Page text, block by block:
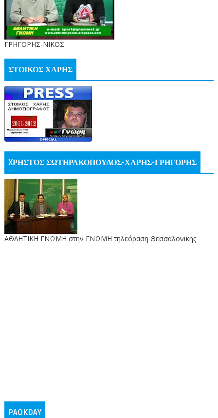
ΓΡΗΓΟΡΗΣ-ΝΙΚΟΣ
ΣΤΟΙΚΟΣ ΧΑΡΗΣ
XΡΗΣΤΟΣ ΣΩΤΗΡΑΚΟΠΟΥΛΟΣ-ΧΑΡΗΣ-ΓΡΗΓΟΡΗΣ
ΑΘΛΗΤΙΚΗ ΓΝΩΜΗ στην ΓΝΩΜΗ τηλεόραση Θεσσαλονικης
PAOKDAY